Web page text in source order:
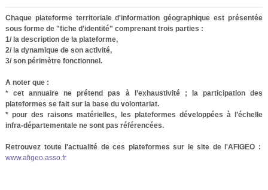
Chaque plateforme territoriale d'information géographique est présentée
sous forme de "fiche d'identité" comprenant trois parties :
1/ la description de la plateforme,
2/ la dynamique de son activité,
3/ son périmètre fonctionnel.
A noter que :
* cet annuaire ne prétend pas à l’exhaustivité ; la participation des
plateformes se fait sur la base du volontariat.
* pour des raisons matérielles, les plateformes développées à l’échelle
infra-départementale ne sont pas référencées.
Retrouvez toute l'actualité de ces plateformes sur le site de l'AFIGEO :
www.afigeo.asso.fr